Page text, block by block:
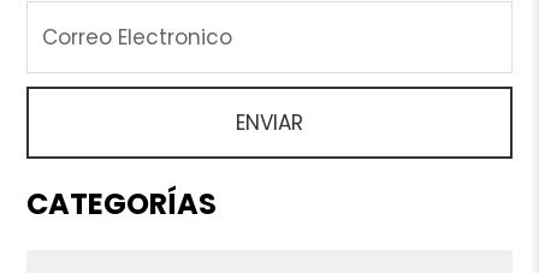
CATEGORÍAS